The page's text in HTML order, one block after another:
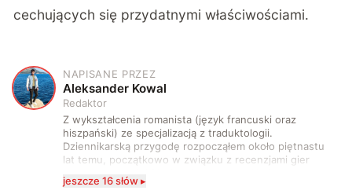
cechujących się przydatnymi właściwościami.
A
NAPISANE PRZEZ
Aleksander Kowal
Redaktor
Z wykształcenia romanista (język francuski oraz
hiszpański) ze specjalizacją z traduktologii.
Dziennikarską przygodę rozpocząłem około piętnastu
lat temu, początkowo w związku z recenzjami gier
zdecydowanie częściej na tematy związane z nauką
jeszcze 16 słów ▸